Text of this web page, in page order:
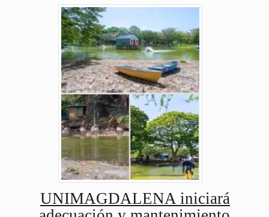
UNIMAGDALENA iniciará